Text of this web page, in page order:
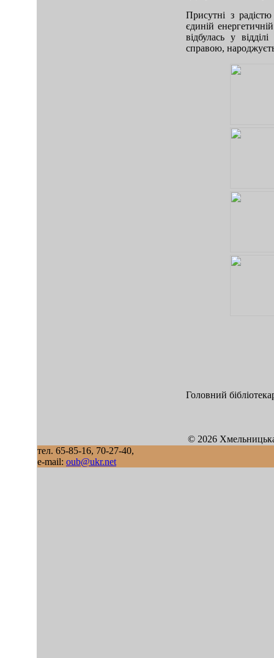
Присутні з
єдиній
відбулась у
справою,
Головний
© 2026
тел. 65-85-16, 70-27-40,
e-mail: oub@ukr.net